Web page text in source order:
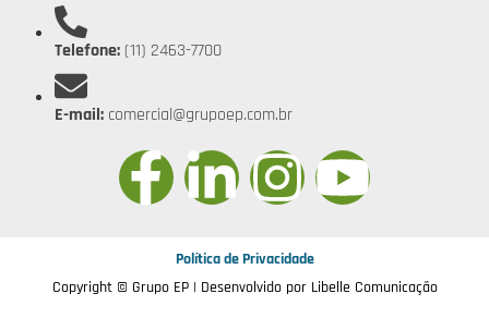
Telefone: (11) 2463-7700
E-mail: comercial@grupoep.com.br
Política de Privacidade
Copyright © Grupo EP | Desenvolvido por Libelle Comunicação